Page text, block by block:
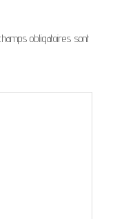
obligatoires sont